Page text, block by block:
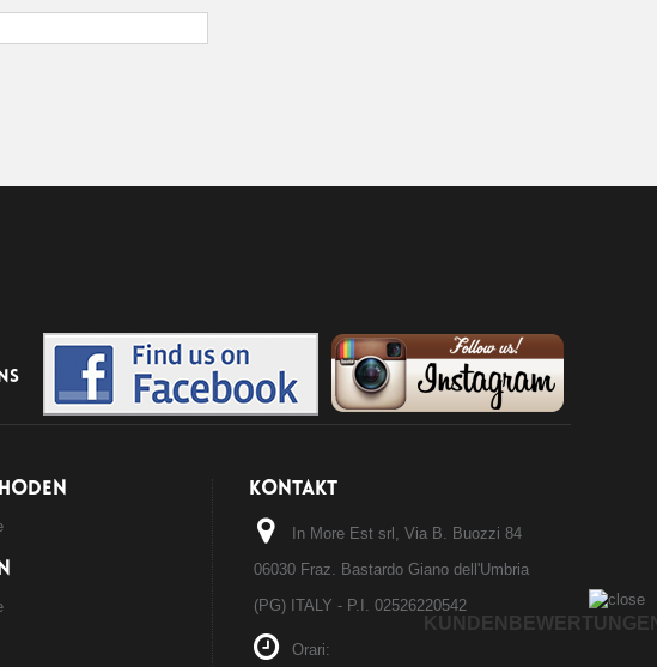
KONTAKT
In More Est srl, Via B. Buozzi 84
06030 Fraz. Bastardo Giano dell'Umbria
(PG) ITALY - P.I. 02526220542
Orari: